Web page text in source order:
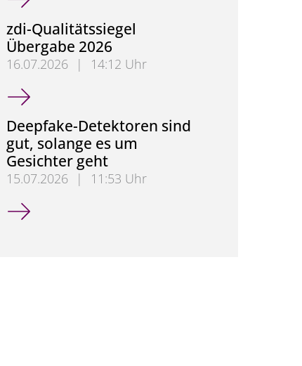
zdi-Qualitätssiegel
Übergabe 2026
16.07.2026 |
14:12 Uhr
zdi-Qualitätssiegel Übergabe 2026
Deepfake-Detektoren sind
gut, solange es um
Gesichter geht
15.07.2026 |
11:53 Uhr
Deepfake-Detektoren sind gut, solange es um